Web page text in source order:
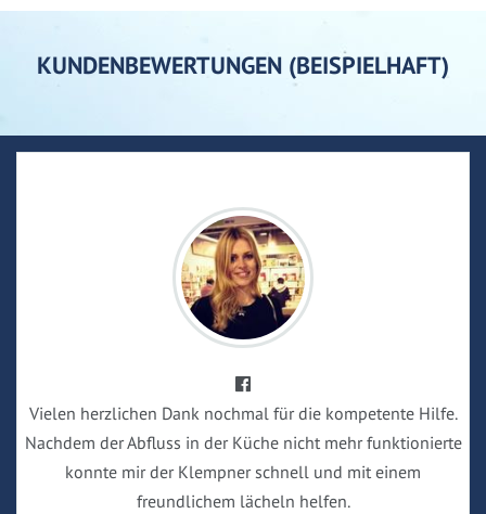
KUNDENBEWERTUNGEN (BEISPIELHAFT)
Vielen herzlichen Dank nochmal für die kompetente Hilfe.
Nachdem der Abfluss in der Küche nicht mehr funktionierte
konnte mir der Klempner schnell und mit einem
freundlichem lächeln helfen.